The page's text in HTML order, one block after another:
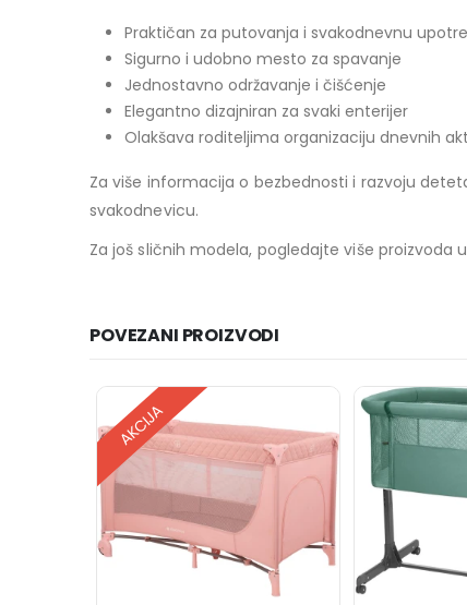
Praktičan za putovanja i svakodnevnu
Sigurno i udobno mesto za spavanje
Jednostavno održavanje i čišćenje
Elegantno dizajniran za svaki enterijer
Olakšava roditeljima organizaciju dnevnih
Za više informacija o bezbednosti i razvoju
svakodnevicu.
Za još sličnih modela, pogledajte više proizvoda
POVEZANI PROIZVODI
AKCIJA